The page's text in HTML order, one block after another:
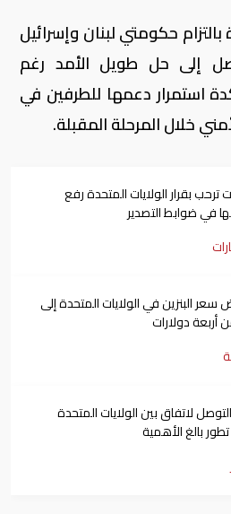
حكومتي لبنان وإسرائيل
إلى حل طويل الأمد رغم
استمرار دعمها للطرفين في
خلال المرحلة المقبلة.
ترحب بقرار الولايات المتحدة رفع
في ضوابط التصدير
سعر البنزين في الولايات المتحدة إلى
أربعة دولارات
لاتفاق بين الولايات المتحدة
تطور بالغ الأهمية